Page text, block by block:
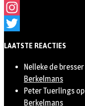
Facebook
Instagram
LAATSTE REACTIES
Nelleke de bresser
Berkelmans
Peter Tuerlings op
Berkelmans